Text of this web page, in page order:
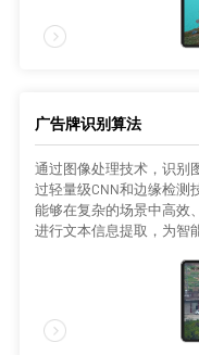
广告牌识别算法
通过图像处理技术，识别
过轻量级CNN和边缘检测
能够在复杂的场景中高效
进行文本信息提取，为智